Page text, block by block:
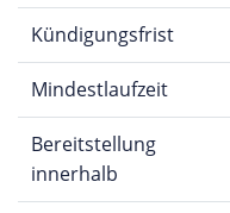
Kündigungsfrist
Mindestlaufzeit
Bereitstellung
innerhalb